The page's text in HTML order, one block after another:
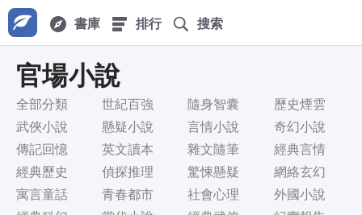
書庫 排行 搜索
官場小說
全部分類 世紀百強 隨身智囊
歷史煙雲
武俠小說
懸疑小說 言情小說
奇幻小說
傳記回憶
英文讀本 雜文隨筆
經典言情
經典歷史
偵探推理 驚悚懸疑
網絡玄幻
寓言童話
青春都市 社會心理
外國小說